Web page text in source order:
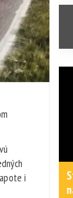
i